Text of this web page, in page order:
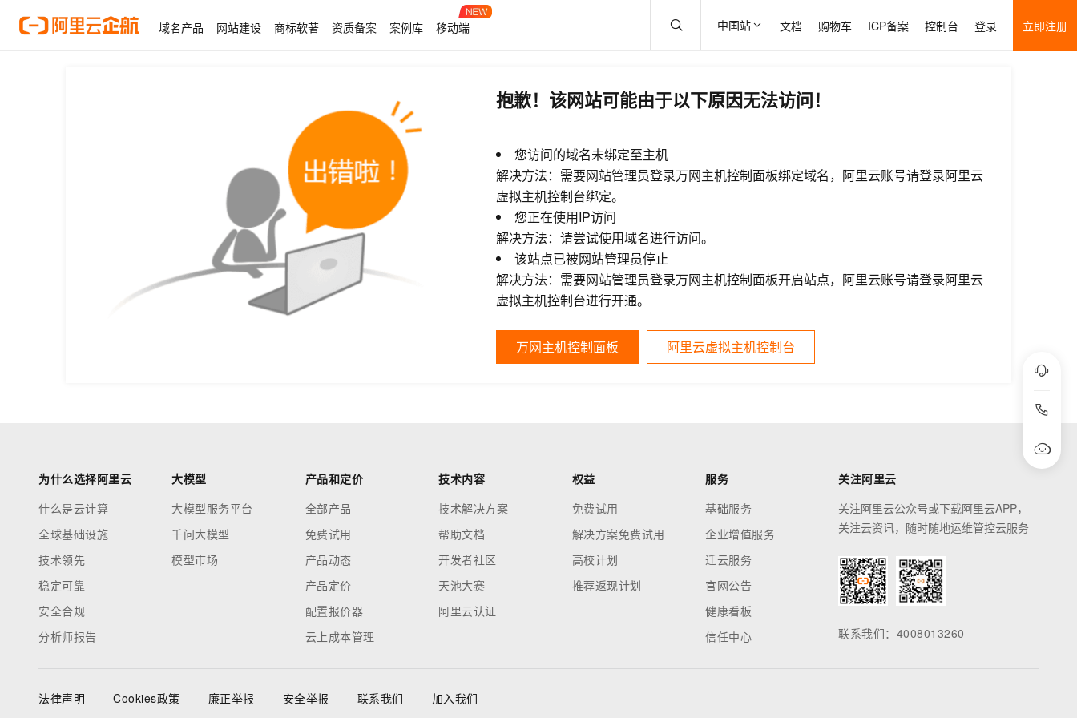
域名产品 网站建设 商标软著 资质备案 案例库 移动端 中国站 文档 购物车 ICP备案 控制台 登录 立即注册
抱歉！该网站可能由于以下原因无法访问！
您访问的域名未绑定至主机
解决方法：需要网站管理员登录万网主机控制面板绑定域名，阿里云账号请登录阿里云
虚拟主机控制台绑定。
您正在使用IP访问
解决方法：请尝试使用域名进行访问。
该站点已被网站管理员停止
解决方法：需要网站管理员登录万网主机控制面板开启站点，阿里云账号请登录阿里云
虚拟主机控制台进行开通。
万网主机控制面板 阿里云虚拟主机控制台